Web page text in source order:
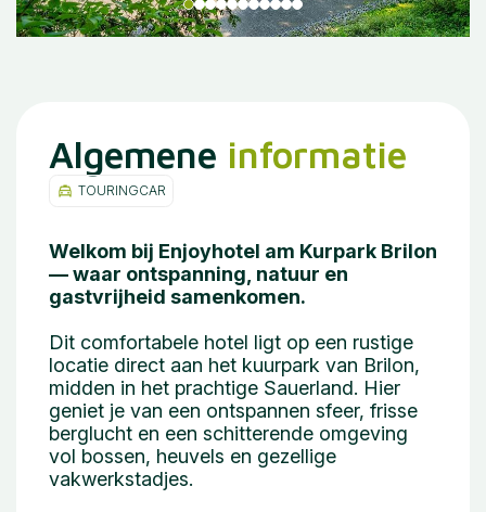
Algemene informatie
TOURINGCAR
Welkom bij Enjoyhotel am Kurpark Brilon
— waar ontspanning, natuur en
gastvrijheid samenkomen.
Dit comfortabele hotel ligt op een rustige
locatie direct aan het kuurpark van Brilon,
midden in het prachtige Sauerland. Hier
geniet je van een ontspannen sfeer, frisse
berglucht en een schitterende omgeving
vol bossen, heuvels en gezellige
vakwerkstadjes.